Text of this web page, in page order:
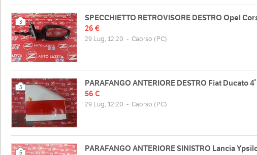
3
SPECCHIETTO RETROVISORE DESTRO Opel
26 €
29 Lug, 12:20 - Caorso (PC)
3
PARAFANGO ANTERIORE DESTRO Fiat Ducato
56 €
29 Lug, 12:20 - Caorso (PC)
5
PARAFANGO ANTERIORE SINISTRO Lancia